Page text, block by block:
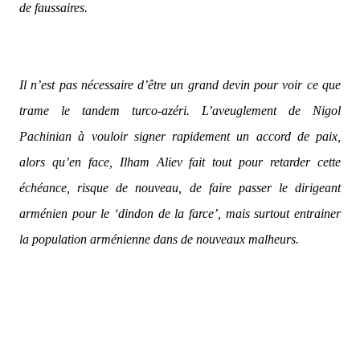
de faussaires.
Il n’est pas nécessaire d’être un grand devin pour voir ce que
trame le tandem turco-azéri. L’aveuglement de Nigol
Pachinian à vouloir signer rapidement un accord de paix,
alors qu’en face, Ilham Aliev fait tout pour retarder cette
échéance, risque de nouveau, de faire passer le dirigeant
arménien pour le ‘dindon de la farce’, mais surtout entrainer
la population arménienne dans de nouveaux malheurs.